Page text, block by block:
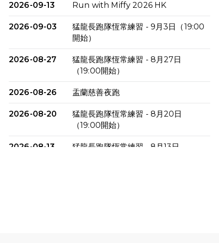
2026-09-13 Run with Miffy 2026 HK
2026-09-03
猛龍長跑隊恆常練習 - 9月3日（19:00
開始）
2026-08-27
猛龍長跑隊恆常練習 - 8月27日
（19:00開始）
2026-08-26 盂蘭慈善夜跑
2026-08-20
猛龍長跑隊恆常練習 - 8月20日
（19:00開始）
2026-08-13
猛龍長跑隊恆常練習 - 8月13日